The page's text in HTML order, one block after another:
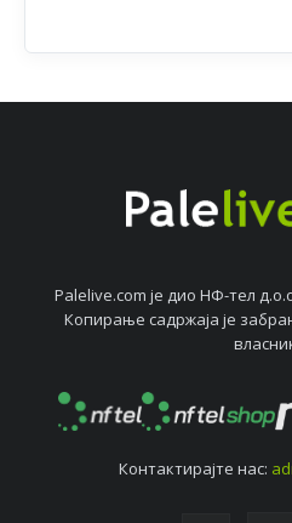
Palelive.com јe дио НФ-тeл
Копирањe садржаја јe
Контактирајтe нас: